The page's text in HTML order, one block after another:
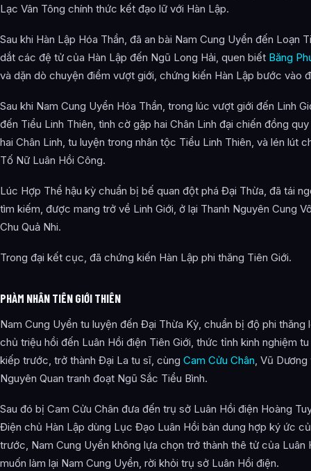
Lạc Vân Tông chính thức kết đạo lữ với Hàn Lập.
Sau khi Hàn Lập Hóa Thần, đã an bài Nam Cung Uyển đến Loạn
dắt các đệ tử của Hàn Lập đến Ngũ Long Hải, quen biết Băng
và dặn dò chuyện điểm vượt giới, chứng kiến Hàn Lập bước vào
Sau khi Nam Cung Uyển Hóa Thần, trong lúc vượt giới đến Linh
đến Tiểu Linh Thiên, tình cờ gặp hai Chân Linh đại chiến đồng
hai Chân Linh, tu luyện trong nhân tộc Tiểu Linh Thiên, và lén lút
Tố Nữ Luân Hồi Công.
Lúc Hợp Thể hậu kỳ chuẩn bị bế quan đột phá Đại Thừa, đã tái
tìm kiếm, được mang trở về Linh Giới, ở lại Thanh Nguyên Cung
Chu Quả Nhi.
Trong đại kết cục, đã chứng kiến Hàn Lập phi thăng Tiên Giới.
PHÀM NHÂN TIÊN GIỚI THIÊN
Nam Cung Uyển tu luyện đến Đại Thừa Kỳ, chuẩn bị độ phi
chủ triệu hồi đến Luân Hồi điện Tiên Giới, thức tỉnh kinh nghiệm
kiếp trước, trở thành Đại La tu sĩ, cùng Cam Cửu Chân, Vũ
Nguyên Quan tranh đoạt Ngũ Sắc Tiểu Bình.
Sau đó bị Cam Cửu Chân đưa đến trụ sở Luân Hồi điện Hoàng
Điện chủ Hàn Lập dùng Lục Đạo Luân Hồi bàn dung hợp ký ức
trước, Nam Cung Uyển không lựa chọn trở thành thê tử của Luân
muốn làm lại Nam Cung Uyển, rời khỏi trụ sở Luân Hồi điện.